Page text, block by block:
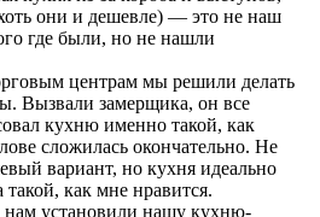
они и дешевле) — это не наш
где были, но не нашли
центрам мы решили делать
Вызвали замерщика, он все
кухню именно такой, как
сложилась окончательно. Не
вариант, но кухня идеально
как мне нравится.
нам установили нашу кухню-